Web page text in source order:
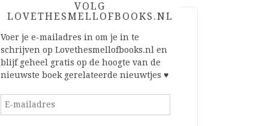
VOLG
LOVETHESMELLOFBOOKS.NL
Voer je e-mailadres in om je in te
schrijven op Lovethesmellofbooks.nl en
blijf geheel gratis op de hoogte van de
nieuwste boek gerelateerde nieuwtjes ♥
E-